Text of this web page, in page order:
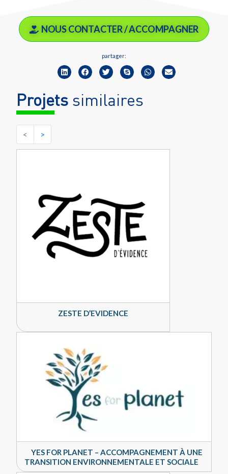
NOUS CONTACTER / ACCOMPAGNER
partager:
Projets similaires
< >
ZESTE D’EVIDENCE
YES FOR PLANET – ACCOMPAGNEMENT À UNE
TRANSITION ENVIRONNEMENTALE ET SOCIALE